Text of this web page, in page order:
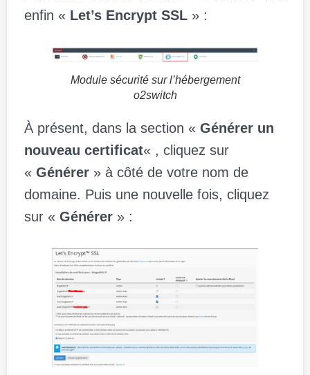
enfin « Let’s Encrypt SSL » :
Module sécurité sur l’hébergement
o2switch
À présent, dans la section « Générer un
nouveau certificat« , cliquez sur
« Générer » à côté de votre nom de
domaine. Puis une nouvelle fois, cliquez
sur « Générer » :